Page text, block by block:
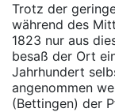
Trotz der
während des
1823 nur aus
besaß der Ort
Jahrhundert
angenommen
(Bettingen) der